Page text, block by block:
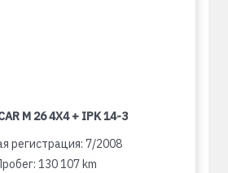
M 26 4X4 + IPK 14-3
регистрация: 7/2008
130 107 km